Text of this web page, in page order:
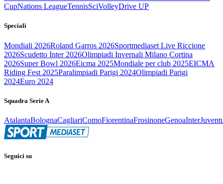
CupNations LeagueTennisSciVolleyDrive UP
Speciali
Mondiali 2026Roland Garros 2026Sportmediaset Live Riccione
2026Scudetto Inter 2026Olimpiadi Invernali Milano Cortina
2026Super Bowl 2026Eicma 2025Mondiale per club 2025EICMA
Riding Fest 2025Paralimpiadi Parigi 2024Olimpiadi Parigi
2024Euro 2024
Squadra Serie A
AtalantaBolognaCagliariComoFiorentinaFrosinoneGenoaInter
Seguici su